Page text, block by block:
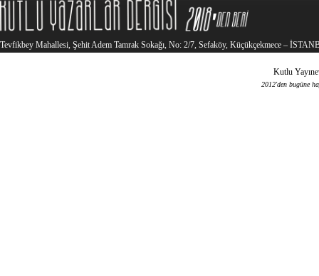
Tevfikbey Mahallesi, Şehit Adem Tamrak Sokağı, No: 2/7, Sefaköy, Küçükçekmece –
Kutlu
2012'den bugüne